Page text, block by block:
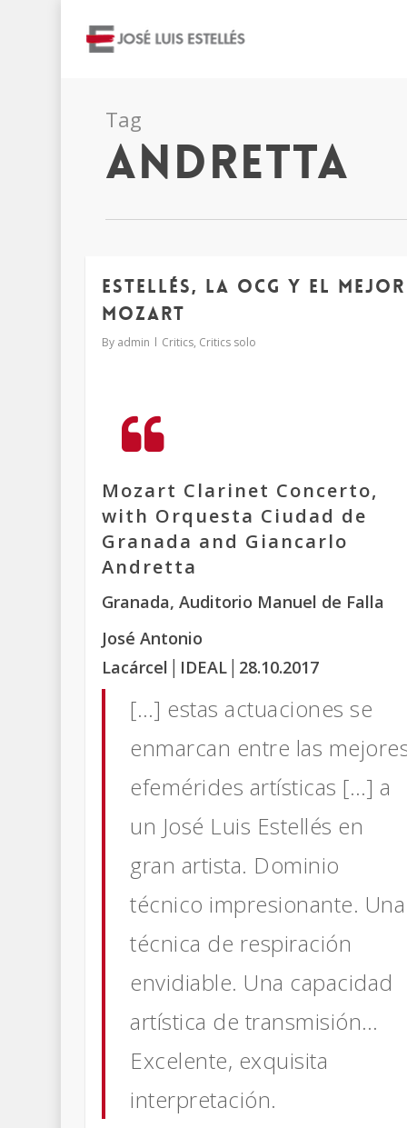
Tag
andretta
Estellés, la OCG y el mejor
Mozart
By admin Critics, Critics solo
Mozart Clarinet Concerto,
with Orquesta Ciudad de
Granada and Giancarlo
Andretta
Granada, Auditorio Manuel de Falla
José Antonio
Lacárcel │IDEAL │28.10.2017
[…] estas actuaciones se
enmarcan entre las
efemérides artísticas […] a
un José Luis Estellés en
gran artista. Dominio
técnico impresionante. Una
técnica de respiración
envidiable. Una capacidad
artística de transmisión…
Excelente, exquisita
interpretación.